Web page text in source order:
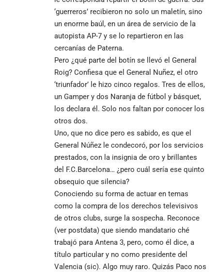
‘guerreros’ recibieron no solo un maletín, sino
un enorme baúl, en un área de servicio de la
autopista AP-7 y se lo repartieron en las
cercanías de Paterna.
Pero ¿qué parte del botín se llevó el General
Roig? Confiesa que el General Nuñez, el otro
‘triunfador’ le hizo cinco regalos. Tres de ellos,
un Gamper y dos Naranja de fútbol y básquet,
los declara él. Solo nos faltan por conocer los
otros dos.
Uno, que no dice pero es sabido, es que el
General Núñez le condecoró, por los servicios
prestados, con la insignia de oro y brillantes
del F.C.Barcelona… ¿pero cuál sería ese quinto
obsequio que silencia?
Conociendo su forma de actuar en temas
como la compra de los derechos televisivos
de otros clubs, surge la sospecha. Reconoce
(ver postdata) que siendo mandatario ché
trabajó para Antena 3, pero, como él dice, a
título particular y no como presidente del
Valencia (sic). Algo muy raro. Quizás Paco nos